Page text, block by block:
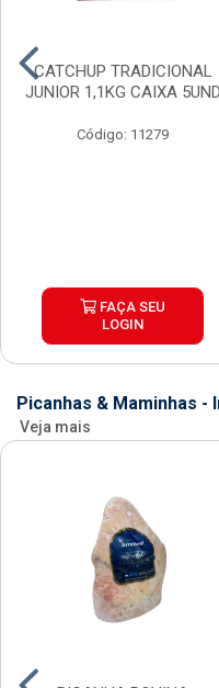
CATCHUP TRADICIONAL
JUNIOR 1,1KG CAIXA 5UND
Código: 11279
FAÇA SEU
LOGIN
Picanhas & Maminhas -
Veja mais